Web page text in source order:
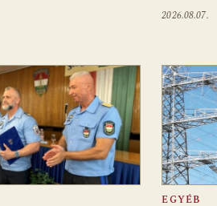
2026.08.07.
EGYÉB